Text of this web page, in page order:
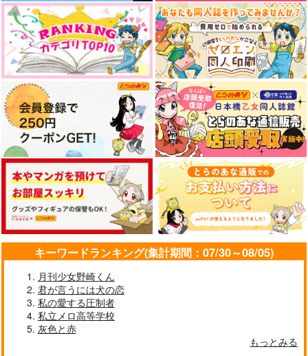
キーワードランキング(集計期間：07/30～08/05)
月刊少女野崎くん
君が言うには犬の恋
私の愛する圧制者
私立メロ高等学校
灰色と赤
もっとみる